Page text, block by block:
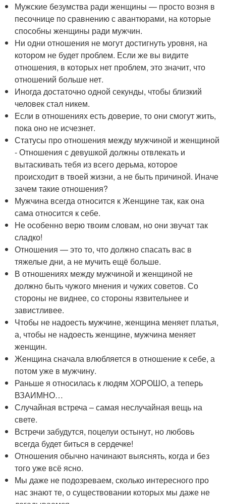
Мужские безумства ради женщины — просто возня в
песочнице по сравнению с авантюрами, на которые
способны женщины ради мужчин.
Ни одни отношения не могут достигнуть уровня, на
котором не будет проблем. Если же вы видите
отношения, в которых нет проблем, это значит, что
отношений больше нет.
Иногда достаточно одной секунды, чтобы близкий
человек стал никем.
Если в отношениях есть доверие, то они смогут жить,
пока оно не исчезнет.
Статусы про отношения между мужчиной и женщиной
- Отношения с девушкой должны отвлекать и
вытаскивать тебя из всего дерьма, которое
происходит в твоей жизни, а не быть причиной. Иначе
зачем такие отношения?
Мужчина всегда относится к Женщине так, как она
сама относится к себе.
Не особенно верю твоим словам, но они звучат так
сладко!
Отношения — это то, что должно спасать вас в
тяжелые дни, а не мучить ещё больше.
В отношениях между мужчиной и женщиной не
должно быть чужого мнения и чужих советов. Со
стороны не виднее, со стороны язвительнее и
завистливее.
Чтобы не надоесть мужчине, женщина меняет платья,
а, чтобы не надоесть женщине, мужчина меняет
женщин.
Женщина сначала влюбляется в отношение к себе, а
потом уже в мужчину.
Раньше я относилась к людям ХОРОШО, а теперь
ВЗАИМНО…
Случайная встреча – самая неслучайная вещь на
свете.
Встречи забудутся, поцелуи остынут, но любовь
всегда будет биться в сердечке!
Отношения обычно начинают выяснять, когда и без
того уже всё ясно.
Мы даже не подозреваем, сколько интересного про
нас знают те, о существовании которых мы даже не